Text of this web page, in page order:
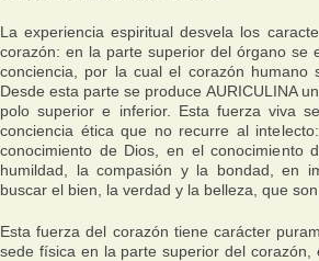
La experiencia espiritual desvela los
corazón: en la parte superior del órgano se
conciencia, por la cual el corazón humano
Desde esta parte se produce AURICULINA
polo superior e inferior. Esta fuerza viva
conciencia ética que no recurre al
conocimiento de Dios, en el conocimiento
humildad, la compasión y la bondad, en
buscar el bien, la verdad y la belleza, que
Esta fuerza del corazón tiene carácter
sede física en la parte superior del corazón,